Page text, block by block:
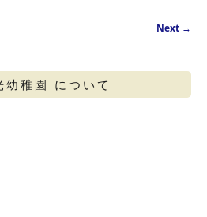
Next →
幼稚園 について